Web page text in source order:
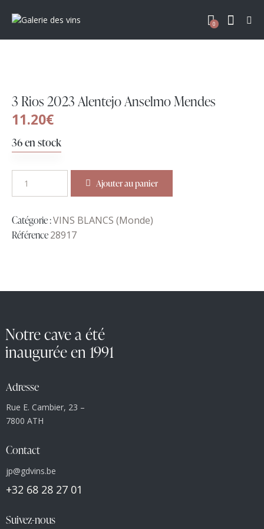
0
3 Rios 2023 Alentejo Anselmo Mendes
11.20€
36 en stock
Ajouter au panier
Catégorie :VINS BLANCS (Monde)
Référence28917
Notre cave a été
inaugurée en 1991
Adresse
Rue E. Cambier, 23 –
7800 ATH
Contact
jp@gdvins.be
+32 68 28 27 01
Suivez-nous